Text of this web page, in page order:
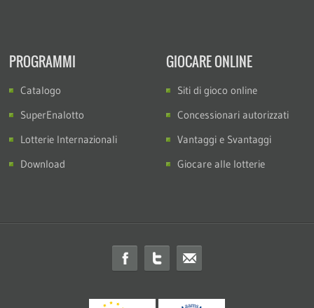
PROGRAMMI
Catalogo
SuperEnalotto
Lotterie Internazionali
Download
GIOCARE ONLINE
Siti di gioco online
Concessionari autorizzati
Vantaggi e Svantaggi
Giocare alle lotterie